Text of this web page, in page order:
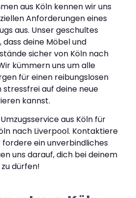
aus Köln kennen wir uns
Anforderungen eines
aus. Unser geschultes
deine Möbel und
sicher von Köln nach
kümmern uns um alle
für einen reibungslosen
auf deine neue
kannst.
aus Köln für
nach Liverpool. Kontaktiere
ein unverbindliches
uns darauf, dich bei deinem
dürfen!